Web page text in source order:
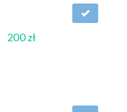
200 zł